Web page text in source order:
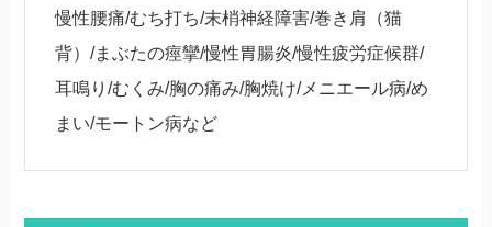
慢性腰痛/むち打ち/末梢神経障害/巻き肩（猫
背）/まぶたの痙攣/慢性胃腸炎/慢性疲労症候群/
耳鳴り/むくみ/胸の痛み/胸焼け/メニエール病/め
まい/モートン病など